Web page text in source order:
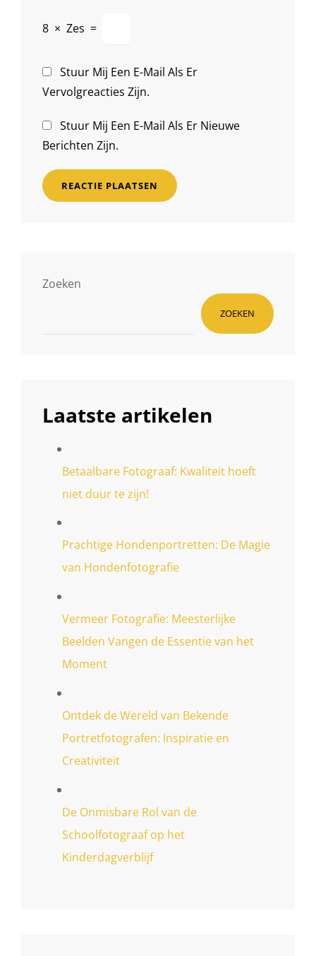
8 × Zes =
Stuur Mij Een E-Mail Als Er
Vervolgreacties Zijn.
Stuur Mij Een E-Mail Als Er Nieuwe
Berichten Zijn.
Zoeken
ZOEKEN
Laatste artikelen
Betaalbare Fotograaf: Kwaliteit hoeft
niet duur te zijn!
Prachtige Hondenportretten: De Magie
van Hondenfotografie
Vermeer Fotografie: Meesterlijke
Beelden Vangen de Essentie van het
Moment
Ontdek de Wereld van Bekende
Portretfotografen: Inspiratie en
Creativiteit
De Onmisbare Rol van de
Schoolfotograaf op het
Kinderdagverblijf